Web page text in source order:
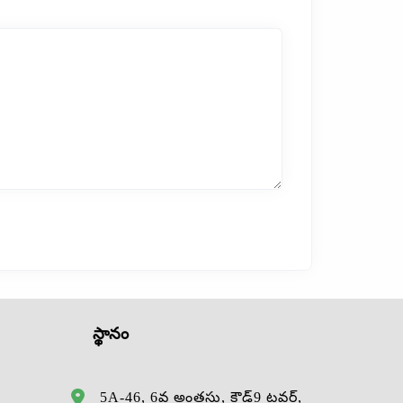
స్థానం
5A-46, 6వ అంతస్తు, క్లౌడ్9 టవర్,